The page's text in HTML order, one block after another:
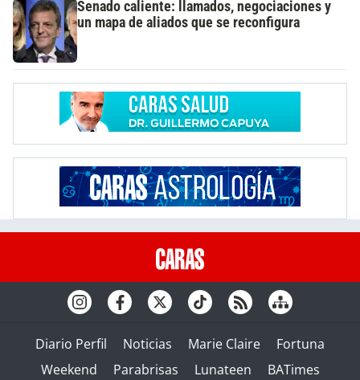
Senado caliente: llamados, negociaciones y
un mapa de aliados que se reconfigura
Diario Perfil Noticias Marie Claire
Fortuna
Weekend
Parabrisas Lunateen BATimes